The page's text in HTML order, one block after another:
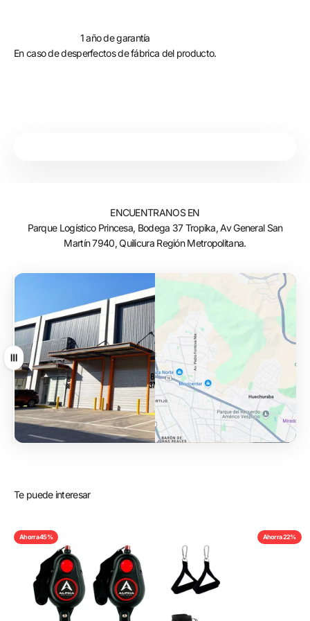
1 año de garantía
En caso de desperfectos de fábrica del producto.
ENCUENTRANOS EN
Parque Logístico Princesa, Bodega 37 Tropika, Av General San
Martín 7940, Quilicura Región Metropolitana.
Arrastrar
Te puede interesar
Ahorra 45% Ahorra 22%